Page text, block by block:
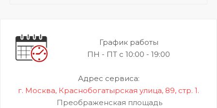
График работы
ПН - ПТ с 10:00 - 19:00
Адрес сервиса:
г. Москва, Краснобогатырская улица, 89, стр. 1.
Преображенская площадь